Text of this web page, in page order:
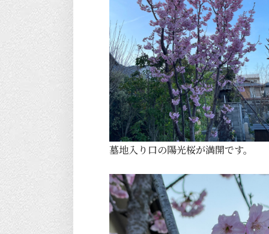
墓地入り口の陽光桜が満開です。